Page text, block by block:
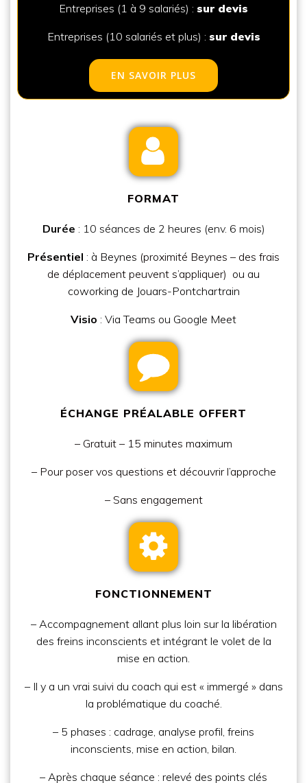
Entreprises (1 à 9 salariés) : sur devis
Entreprises (10 salariés et plus) : sur devis
EN SAVOIR PLUS
FORMAT
Durée : 10 séances de 2 heures (env. 6 mois)
Présentiel : à Beynes (proximité Beynes – des frais
de déplacement peuvent s’appliquer) ou au
coworking de Jouars-Pontchartrain
Visio : Via Teams ou Google Meet
ÉCHANGE PRÉALABLE OFFERT
– Gratuit – 15 minutes maximum
– Pour poser vos questions et découvrir l’approche
– Sans engagement
FONCTIONNEMENT
– Accompagnement allant plus loin sur la libération
des freins inconscients et intégrant le volet de la
mise en action.
– Il y a un vrai suivi du coach qui est « immergé » dans
la problématique du coaché.
– 5 phases : cadrage, analyse profil, freins
inconscients, mise en action, bilan.
– Après chaque séance : relevé des points clés